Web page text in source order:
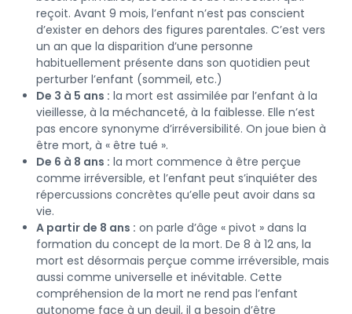
reçoit. Avant 9 mois, l’enfant n’est pas conscient
d’exister en dehors des figures parentales. C’est vers
un an que la disparition d’une personne
habituellement présente dans son quotidien peut
perturber l’enfant (sommeil, etc.)
De 3 à 5 ans : la mort est assimilée par l’enfant à la
vieillesse, à la méchanceté, à la faiblesse. Elle n’est
pas encore synonyme d’irréversibilité. On joue bien à
être mort, à « être tué ».
De 6 à 8 ans : la mort commence à être perçue
comme irréversible, et l’enfant peut s’inquiéter des
répercussions concrètes qu’elle peut avoir dans sa
vie.
A partir de 8 ans : on parle d’âge « pivot » dans la
formation du concept de la mort. De 8 à 12 ans, la
mort est désormais perçue comme irréversible, mais
aussi comme universelle et inévitable. Cette
compréhension de la mort ne rend pas l’enfant
autonome face à un deuil, il a besoin d’être